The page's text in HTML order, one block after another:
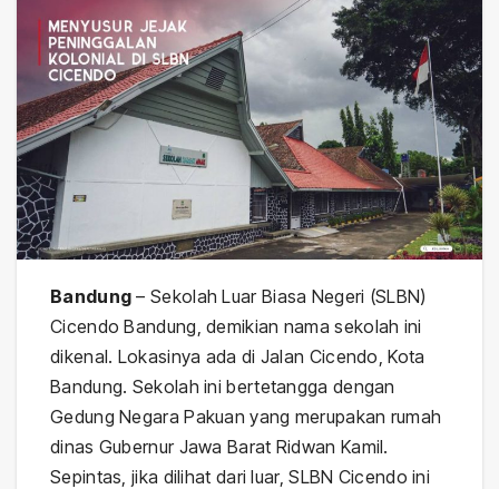
Bandung –Sekolah Luar Biasa Negeri (SLBN)
Cicendo Bandung, demikian nama sekolah ini
dikenal. Lokasinya ada di Jalan Cicendo, Kota
Bandung. Sekolah ini bertetangga dengan
Gedung Negara Pakuan yang merupakan rumah
dinas Gubernur Jawa Barat Ridwan Kamil.
Sepintas, jika dilihat dari luar, SLBN Cicendo ini